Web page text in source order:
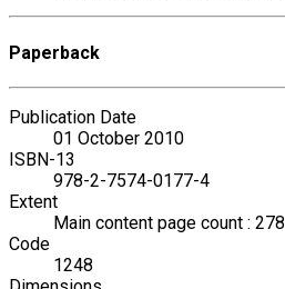
Paperback
Publication Date
01 October 2010
ISBN-13
978-2-7574-0177-4
Extent
Main content page count : 278
Code
1248